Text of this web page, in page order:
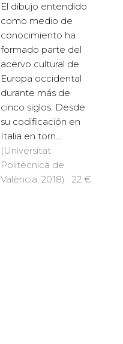
El dibujo entendido
como medio de
conocimiento ha
formado parte del
acervo cultural de
Europa occidental
durante más de
cinco siglos. Desde
su codificación en
Italia en torn...
(Universitat
Politècnica de
València, 2018) · 22 €